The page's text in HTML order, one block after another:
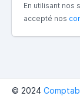
En utilisant nos
accepté nos
© 2024